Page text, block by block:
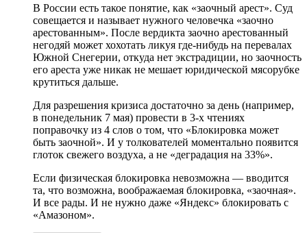
В России есть такое понятие, как «заочный арест». Суд
совещается и называет нужного человечка «заочно
арестованным». После вердикта заочно арестованный
негодяй может хохотать ликуя где-нибудь на перевалах
Южной Снегерии, откуда нет экстрадиции, но заочность
его ареста уже никак не мешает юридической мясорубке
крутиться дальше.
Для разрешения кризиса достаточно за день (например,
в понедельник 7 мая) провести в 3-х чтениях
поправочку из 4 слов о том, что «Блокировка может
быть заочной». И у толкователей моментально появится
глоток свежего воздуха, а не «деградация на 33%».
Если физическая блокировка невозможна — вводится
та, что возможна, воображаемая блокировка, «заочная».
И все рады. И не нужно даже «Яндекс» блокировать с
«Амазоном».